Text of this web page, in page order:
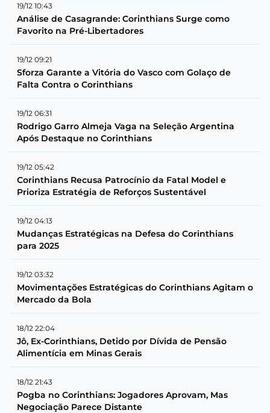
19/12 10:43
Análise de Casagrande: Corinthians Surge como
Favorito na Pré-Libertadores
19/12 09:21
Sforza Garante a Vitória do Vasco com Golaço de
Falta Contra o Corinthians
19/12 06:31
Rodrigo Garro Almeja Vaga na Seleção Argentina
Após Destaque no Corinthians
19/12 05:42
Corinthians Recusa Patrocínio da Fatal Model e
Prioriza Estratégia de Reforços Sustentável
19/12 04:13
Mudanças Estratégicas na Defesa do Corinthians
para 2025
19/12 03:32
Movimentações Estratégicas do Corinthians Agitam o
Mercado da Bola
18/12 22:04
Jô, Ex-Corinthians, Detido por Dívida de Pensão
Alimentícia em Minas Gerais
18/12 21:43
Pogba no Corinthians: Jogadores Aprovam, Mas
Negociação Parece Distante